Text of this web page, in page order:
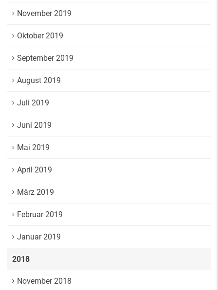
November 2019
Oktober 2019
September 2019
August 2019
Juli 2019
Juni 2019
Mai 2019
April 2019
März 2019
Februar 2019
Januar 2019
2018
November 2018